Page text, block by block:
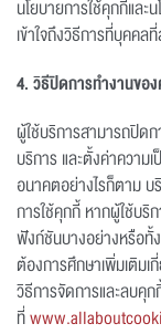
นโยบายการใช้คุกกี้และ
เข้าใจถึงวิธีการที่บุคคล
4. วิธีปิดการทำงานขอ
ผู้ใช้บริการสามารถปิด
บริการ และตั้งค่าความ
อนาคตอย่างไรก็ตาม บ
การใช้คุกกี้ หากผู้ใช้บริ
ฟังก์ชันบางอย่างหรือทั้
ต้องการศึกษาเพิ่มเติม
วิธีการจัดการและลบคุก
ที่